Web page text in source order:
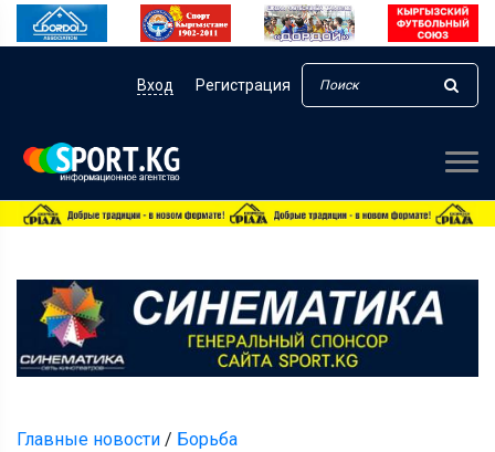
Вход Регистрация
Главные новости / Борьба